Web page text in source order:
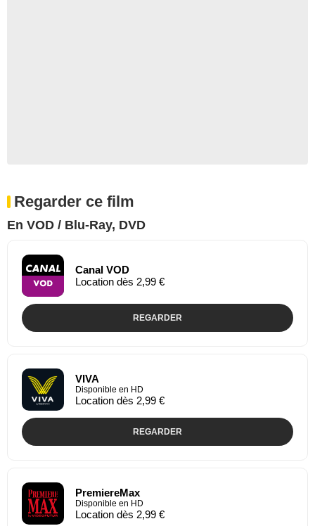
Regarder ce film
En VOD / Blu-Ray, DVD
Canal VOD
Location dès 2,99 €
REGARDER
VIVA
Disponible en HD
Location dès 2,99 €
REGARDER
PremiereMax
Disponible en HD
Location dès 2,99 €